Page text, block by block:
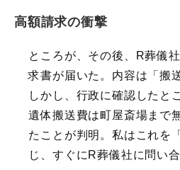
高額請求の衝撃
ところが、その後、R葬儀
求書が届いた。内容は「搬
しかし、行政に確認したと
遺体搬送費は町屋斎場まで
たことが判明。私はこれを
じ、すぐにR葬儀社に問い合